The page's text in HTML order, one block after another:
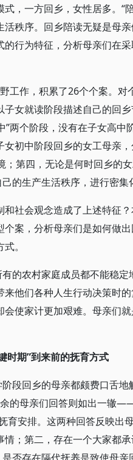
，一方回乡，女性居多。“
秩序。回乡陪读无疑是母
行为特征，分析母亲们在
作，积累了26个个案。对
女就读阶段描述自己的回
两个阶段，没有在子女高中
初中阶段回乡的女工母亲
；第四，无论是何时回乡的
的生产生活秩序，进行密集
社会观念造成了上述特征
案，分析母亲们是如何做
。
的农村家庭成员都不能稳
他们各种人生行动决策时
使家计更加艰难。母亲们
时期”到来前的抚育方式
段回乡的母亲都颇费口舌
的母亲们回答则如出一辙
育安排。这两种回答反映出
；第二，存在一个大家都承